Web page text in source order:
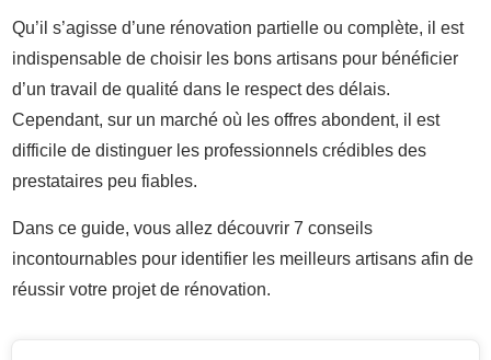
Qu’il s’agisse d’une rénovation partielle ou complète, il est
indispensable de choisir les bons artisans pour bénéficier
d’un travail de qualité dans le respect des délais.
Cependant, sur un marché où les offres abondent, il est
difficile de distinguer les professionnels crédibles des
prestataires peu fiables.
Dans ce guide, vous allez découvrir 7 conseils
incontournables pour identifier les meilleurs artisans afin de
réussir votre projet de rénovation.